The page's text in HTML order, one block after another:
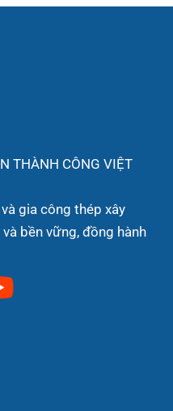
THÀNH CÔNG VIỆT
gia công thép xây
bền vững, đồng hành